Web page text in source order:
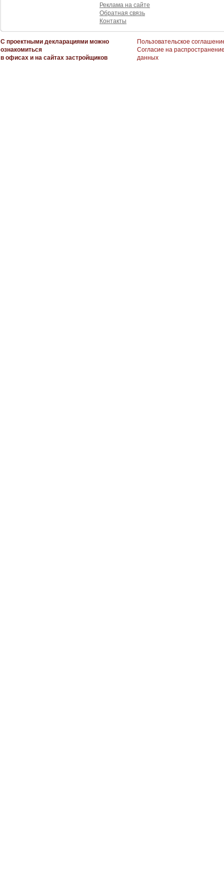
Реклама на сайте
Обратная связь
Контакты
С проектными декларациями можно
ознакомиться
в офисах и на сайтах застройщиков
Пользовательское
Согласие на
данных